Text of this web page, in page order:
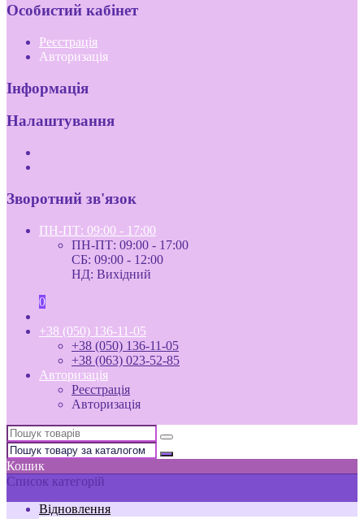
Особистий кабінет
Реєстрація
Авторизація
Інформація
Налаштування
Зворотний зв'язок
ПН-ПТ: 09:00 - 17:00
ПН-ПТ: 09:00 - 17:00
СБ: 09:00 - 12:00
НД: Вихідний
0
+38 (050) 136-11-05
+38 (050) 136-11-05
+38 (063) 023-52-85
Авторизація
Реєстрація
Авторизація
Кошик
Список категорій
Відновлення